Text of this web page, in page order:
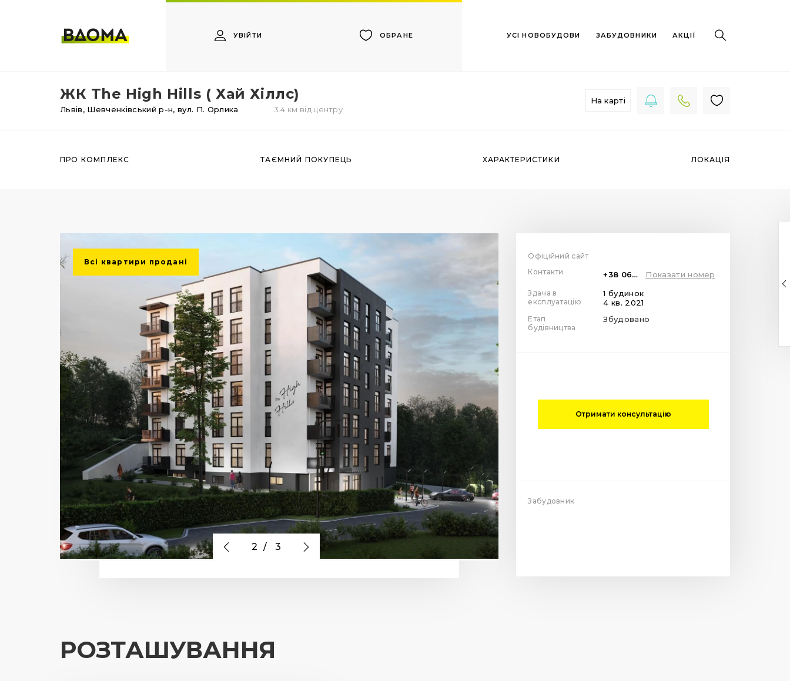
УВІЙТИ ОБРАНЕ УСІ НОВОБУДОВИ ЗАБУДОВНИКИ АКЦІЇ
ЖК The High Hills ( Хай Хіллс)
Львів, Шевченківський р-н, вул. П. Орлика 3.4 км від центру
На карті
ПРО КОМПЛЕКС ТАЄМНИЙ ПОКУПЕЦЬ ХАРАКТЕРИСТИКИ ЛОКАЦІЯ
2 / 3
Всі квартири продані
Офіційний сайт
Контакти
+38 067 987 81 89 Показати номер
Здача в
експлуатацію
1 будинок
4 кв. 2021
Етап
будівництва
Збудовано
Отримати консультацію
Забудовник
РОЗТАШУВАННЯ